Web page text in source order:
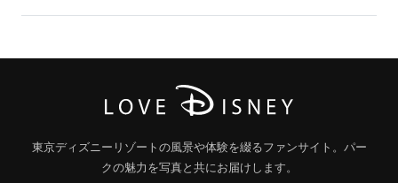
東京ディズニーリゾートの風景や体験を綴るファンサイト。パー
クの魅力を写真と共にお届けします。